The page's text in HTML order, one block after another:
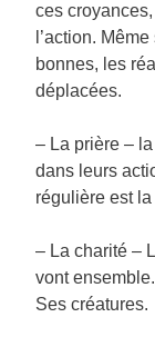
ces
l’action.
bonnes, les
déplacées.
– La prière –
dans leurs
régulière est la
– La charité –
vont
Ses créatures.